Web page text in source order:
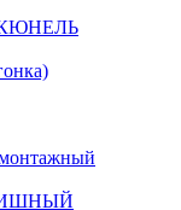
КЮНЕЛЬ